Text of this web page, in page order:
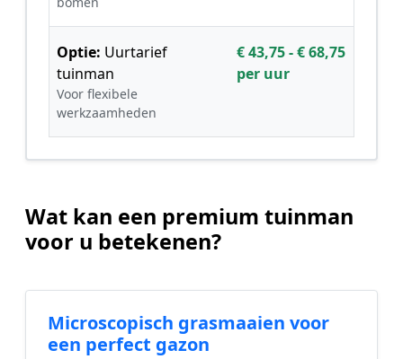
Optie: Uurtarief
tuinman
Voor flexibele
werkzaamheden
€ 43,75 - € 68,75
per uur
Wat kan een premium tuinman
voor u betekenen?
Microscopisch grasmaaien voor
een perfect gazon